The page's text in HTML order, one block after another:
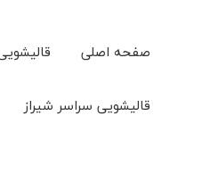
صفحه اصلی
قالیشویی سراسر شیراز